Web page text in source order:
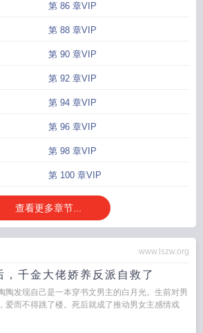
第 86 章VIP
第 88 章VIP
第 90 章VIP
第 92 章VIP
第 94 章VIP
第 96 章VIP
第 98 章VIP
第 100 章VIP
查看更多章节...
www.lszw.org
，千金大佬娇养反派自救了
陶发现自己是一本穿书文男主的白月光。生前对男
爱而不得跳了楼。死后就成了推动男女主感情戏